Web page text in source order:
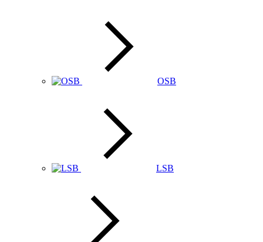
OSB
LSB